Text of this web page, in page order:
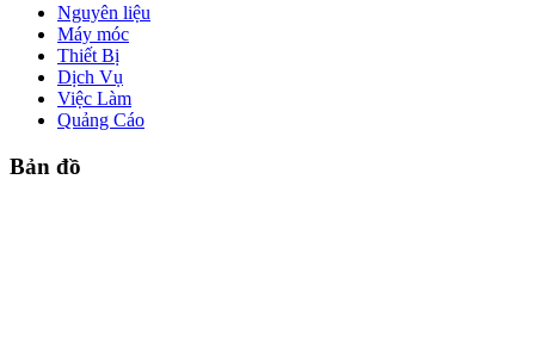
Nguyên liệu
Máy móc
Thiết Bị
Dịch Vụ
Việc Làm
Quảng Cáo
Bản đồ